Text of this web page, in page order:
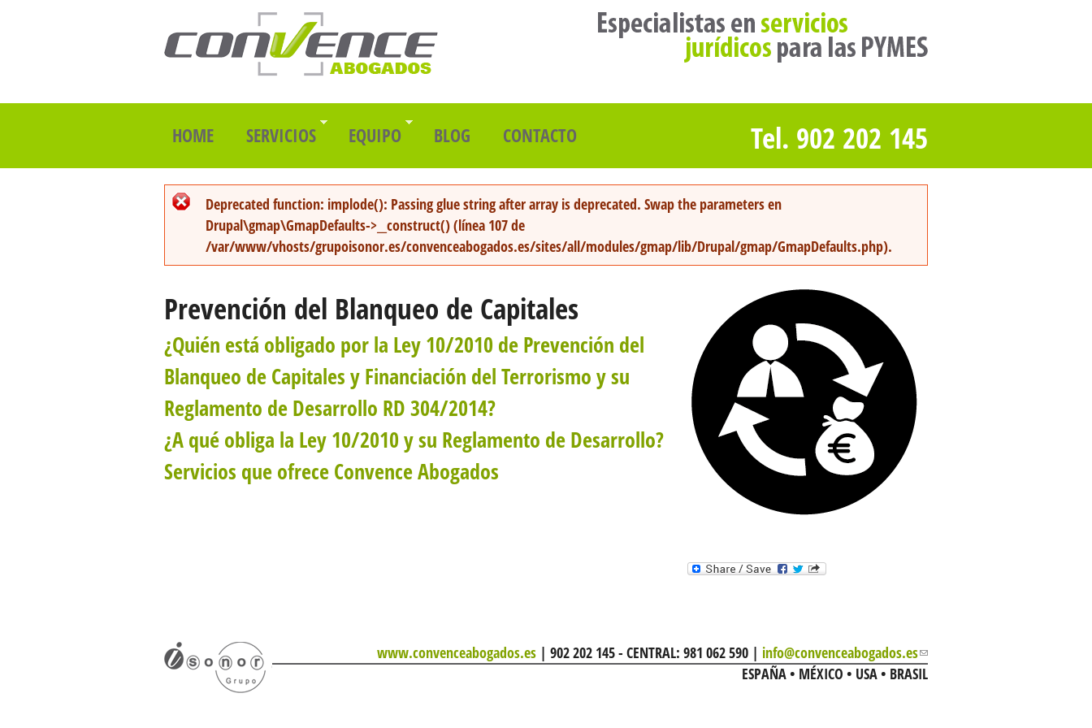
HOME SERVICIOS EQUIPO BLOG CONTACTO Tel. 902 202 145
Mensaje de error
Deprecated function: implode(): Passing glue string after array is deprecated. Swap the parameters en
Drupal\gmap\GmapDefaults->__construct()(línea 107de
/var/www/vhosts/grupoisonor.es/convenceabogados.es/sites/all/modules/gmap/lib/Drupal/gmap/GmapDefaults.php).
Prevención del Blanqueo de Capitales
¿Quién está obligado por la Ley 10/2010 de Prevención del
Blanqueo de Capitales y Financiación del Terrorismo y su
Reglamento de Desarrollo RD 304/2014?
¿A qué obliga la Ley 10/2010 y su Reglamento de Desarrollo?
Servicios que ofrece Convence Abogados
www.convenceabogados.es | 902 202 145 - CENTRAL: 981 062 590 | info@convenceabogados.es(link sends e-mail)
ESPAÑA • MÉXICO • USA • BRASIL